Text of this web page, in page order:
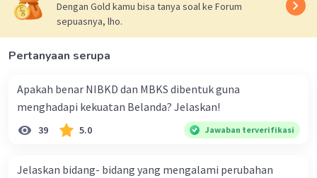
Muhammad F Level 3
26 November 2023 16:09
sistem pemerintahan presidensial:
Dengan Gold kamu bisa tanya soal ke Forum
sepuasnya, lho.
Pertanyaan serupa
Apakah benar NIBKD dan MBKS dibentuk guna
menghadapi kekuatan Belanda? Jelaskan!
39 5.0 Jawaban terverifikasi
Jelaskan bidang- bidang yang mengalami perubahan